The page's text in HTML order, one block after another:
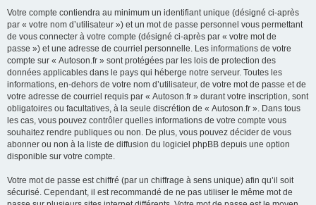
Votre compte contiendra au minimum un identifiant unique (désigné ci-après
par « votre nom d’utilisateur ») et un mot de passe personnel vous permettant
de vous connecter à votre compte (désigné ci-après par « votre mot de
passe ») et une adresse de courriel personnelle. Les informations de votre
compte sur « Autoson.fr » sont protégées par les lois de protection des
données applicables dans le pays qui héberge notre serveur. Toutes les
informations, en-dehors de votre nom d’utilisateur, de votre mot de passe et de
votre adresse de courriel requis par « Autoson.fr » durant votre inscription, sont
obligatoires ou facultatives, à la seule discrétion de « Autoson.fr ». Dans tous
les cas, vous pouvez contrôler quelles informations de votre compte vous
souhaitez rendre publiques ou non. De plus, vous pouvez décider de vous
abonner ou non à la liste de diffusion du logiciel phpBB depuis une option
disponible sur votre compte.
Votre mot de passe est chiffré (par un chiffrage à sens unique) afin qu’il soit
sécurisé. Cependant, il est recommandé de ne pas utiliser le même mot de